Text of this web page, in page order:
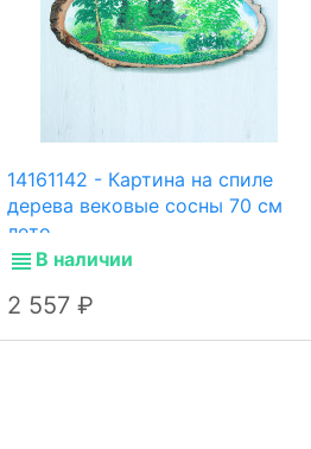
14161142 - Картина на спиле
дерева вековые сосны 70 см
лето.
В наличии
2 557